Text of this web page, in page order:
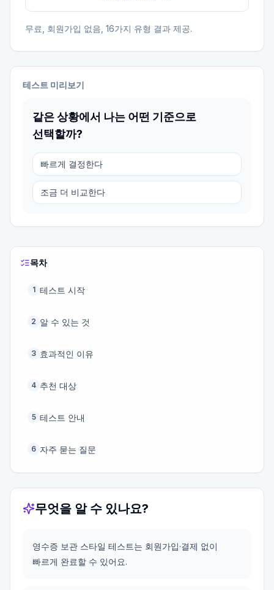
무료, 회원가입 없음, 16가지 유형 결과 제공.
테스트 미리보기
같은 상황에서 나는 어떤 기준으로
선택할까?
빠르게 결정한다
조금 더 비교한다
목차
1 테스트 시작
2 알 수 있는 것
3 효과적인 이유
4 추천 대상
5 테스트 안내
6 자주 묻는 질문
무엇을 알 수 있나요?
영수증 보관 스타일 테스트는 회원가입·결제 없이
빠르게 완료할 수 있어요.